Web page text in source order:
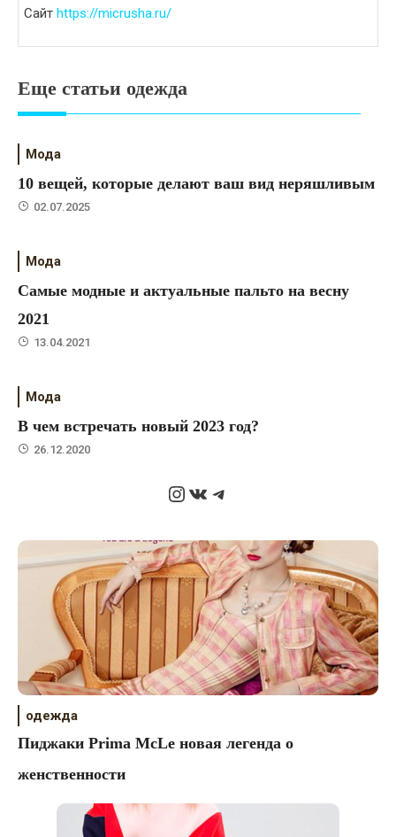
Сайт https://micrusha.ru/
Еще статьи одежда
Мода
10 вещей, которые делают ваш вид неряшливым
02.07.2025
Мода
Самые модные и актуальные пальто на весну
2021
13.04.2021
Мода
В чем встречать новый 2023 год?
26.12.2020
Instagram
ВКонтакте
Telegram
одежда
Пиджаки Prima McLe новая легенда о
женственности